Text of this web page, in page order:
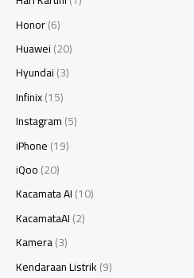
Honor(6)
Huawei(20)
Hyundai(3)
Infinix(15)
Instagram(5)
iPhone(19)
iQoo(20)
Kacamata AI(10)
KacamataAI(2)
Kamera(3)
Kendaraan Listrik(9)